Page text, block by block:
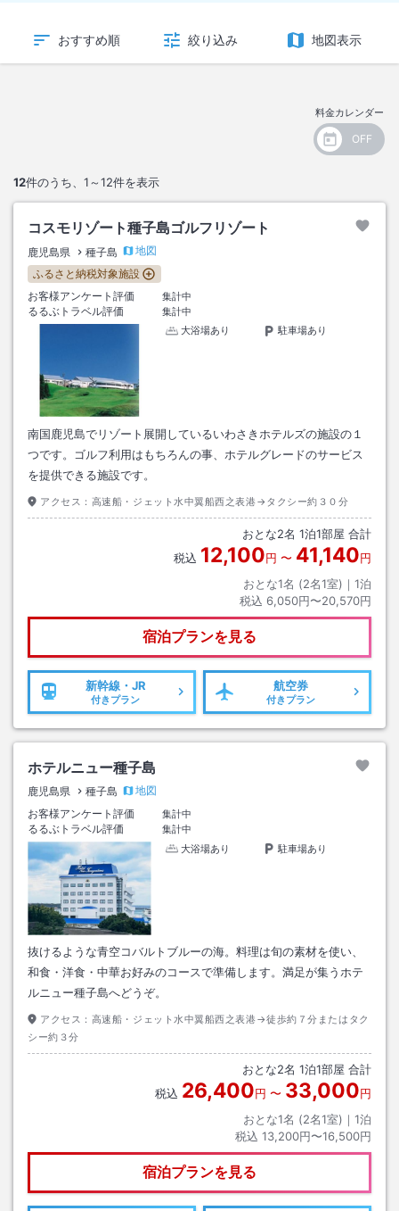
おすすめ順 絞り込み 地図表示
料金カレンダー
12件のうち、 1～12件を表示
コスモリゾート種子島ゴルフリゾート
鹿児島県 種子島
地図
ふるさと納税対象施設
お客様アンケート評価
集計中
るるぶトラベル評価
集計中
大浴場あり
駐車場あり
南国鹿児島でリゾート展開しているいわさきホテルズの施設の１
つです。ゴルフ利用はもちろんの事、ホテルグレードのサービス
を提供できる施設です。
アクセス： 高速船・ジェット水中翼船西之表港→タクシー約３０分
おとな2名 1泊1部屋 合計
税込 12,100円 〜 41,140円
おとな1名 (2名1室)｜ 1泊
税込 6,050円〜20,570円
宿泊プランを見る
新幹線・JR
付きプラン
航空券
付きプラン
ホテルニュー種子島
鹿児島県 種子島
地図
お客様アンケート評価
集計中
るるぶトラベル評価
集計中
大浴場あり
駐車場あり
抜けるような青空コバルトブルーの海。料理は旬の素材を使い、
和食・洋食・中華お好みのコースで準備します。満足が集うホテ
ルニュー種子島へどうぞ。
アクセス： 高速船・ジェット水中翼船西之表港→徒歩約７分またはタク
シー約３分
おとな2名 1泊1部屋 合計
税込 26,400円 〜 33,000円
おとな1名 (2名1室)｜ 1泊
税込 13,200円〜16,500円
宿泊プランを見る